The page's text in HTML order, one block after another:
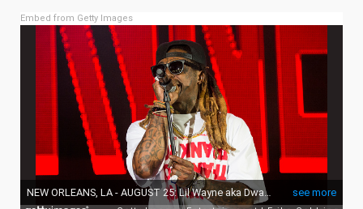
Embed from Getty Images